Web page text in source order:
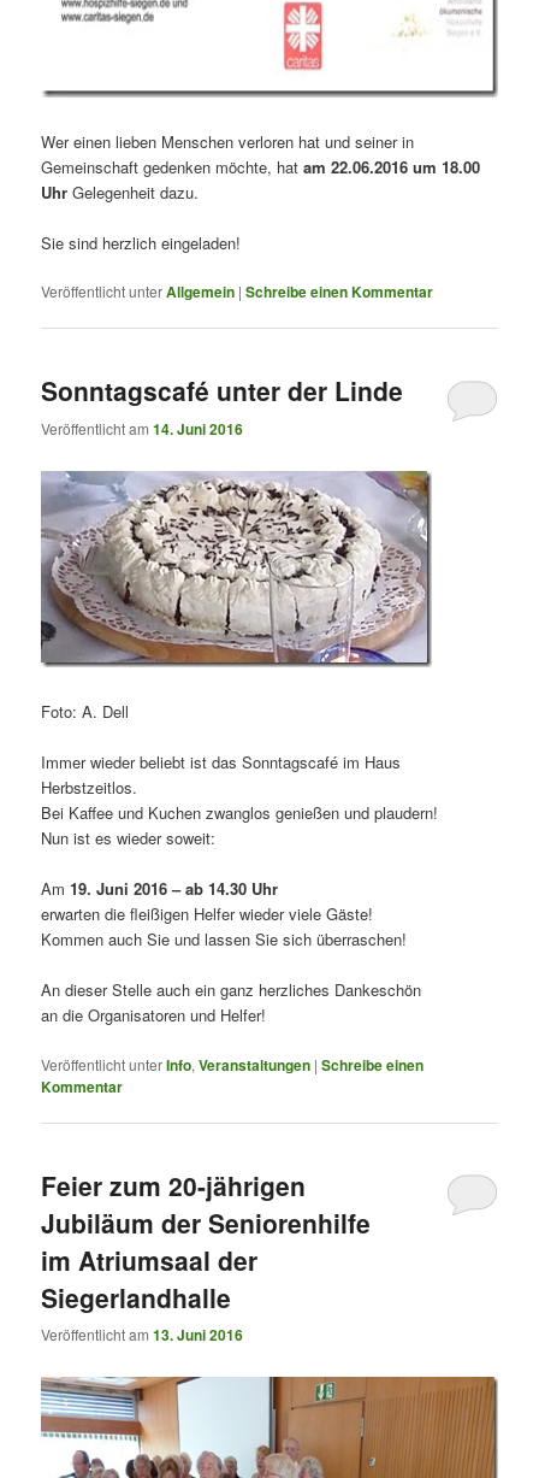
Wer einen lieben Menschen verloren hat und seiner in
Gemeinschaft gedenken möchte, hatam 22.06.2016 um 18.00
Uhr Gelegenheit dazu.
Sie sind herzlich eingeladen!
Veröffentlicht unterAllgemein |Schreibe einen Kommentar
Sonntagscafé unter der Linde
Veröffentlicht am14. Juni 2016
Foto: A. Dell
Immer wieder beliebt ist das Sonntagscafé im Haus
Herbstzeitlos.
Bei Kaffee und Kuchen zwanglos genießen und plaudern!
Nun ist es wieder soweit:
Am19. Juni 2016 – ab 14.30 Uhr
erwarten die fleißigen Helfer wieder viele Gäste!
Kommen auch Sie und lassen Sie sich überraschen!
An dieser Stelle auch ein ganz herzliches Dankeschön
an die Organisatoren und Helfer!
Veröffentlicht unterInfo,Veranstaltungen |Schreibe einen
Kommentar
Feier zum 20-jährigen
Jubiläum der Seniorenhilfe
im Atriumsaal der
Siegerlandhalle
Veröffentlicht am13. Juni 2016